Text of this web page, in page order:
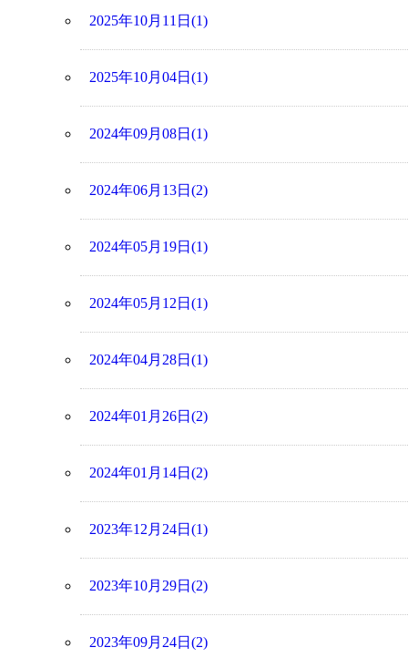
2025年10月11日(1)
2025年10月04日(1)
2024年09月08日(1)
2024年06月13日(2)
2024年05月19日(1)
2024年05月12日(1)
2024年04月28日(1)
2024年01月26日(2)
2024年01月14日(2)
2023年12月24日(1)
2023年10月29日(2)
2023年09月24日(2)